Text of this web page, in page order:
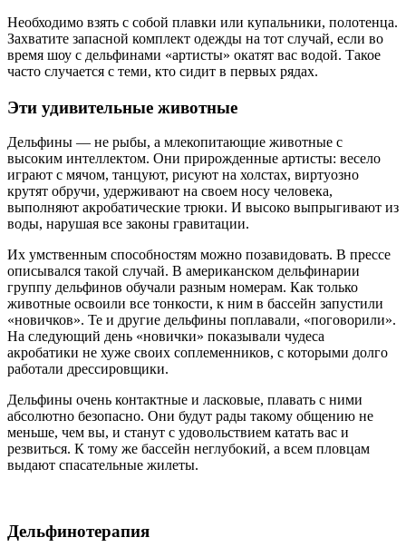
Необходимо взять с собой плавки или купальники, полотенца.
Захватите запасной комплект одежды на тот случай, если во
время шоу с дельфинами «артисты» окатят вас водой. Такое
часто случается с теми, кто сидит в первых рядах.
Эти удивительные животные
Дельфины — не рыбы, а млекопитающие животные с
высоким интеллектом. Они прирожденные артисты: весело
играют с мячом, танцуют, рисуют на холстах, виртуозно
крутят обручи, удерживают на своем носу человека,
выполняют акробатические трюки. И высоко выпрыгивают из
воды, нарушая все законы гравитации.
Их умственным способностям можно позавидовать. В прессе
описывался такой случай. В американском дельфинарии
группу дельфинов обучали разным номерам. Как только
животные освоили все тонкости, к ним в бассейн запустили
«новичков». Те и другие дельфины поплавали, «поговорили».
На следующий день «новички» показывали чудеса
акробатики не хуже своих соплеменников, с которыми долго
работали дрессировщики.
Дельфины очень контактные и ласковые, плавать с ними
абсолютно безопасно. Они будут рады такому общению не
меньше, чем вы, и станут с удовольствием катать вас и
резвиться. К тому же бассейн неглубокий, а всем пловцам
выдают спасательные жилеты.
Дельфинотерапия